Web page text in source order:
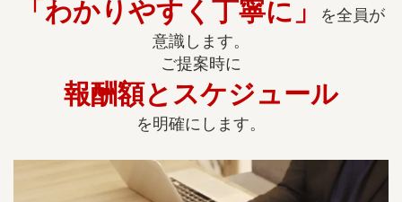
「わかりやすく丁寧に」
を全員が
意識します。
ご提案時に
報酬額とスケジュール
を明確にします。